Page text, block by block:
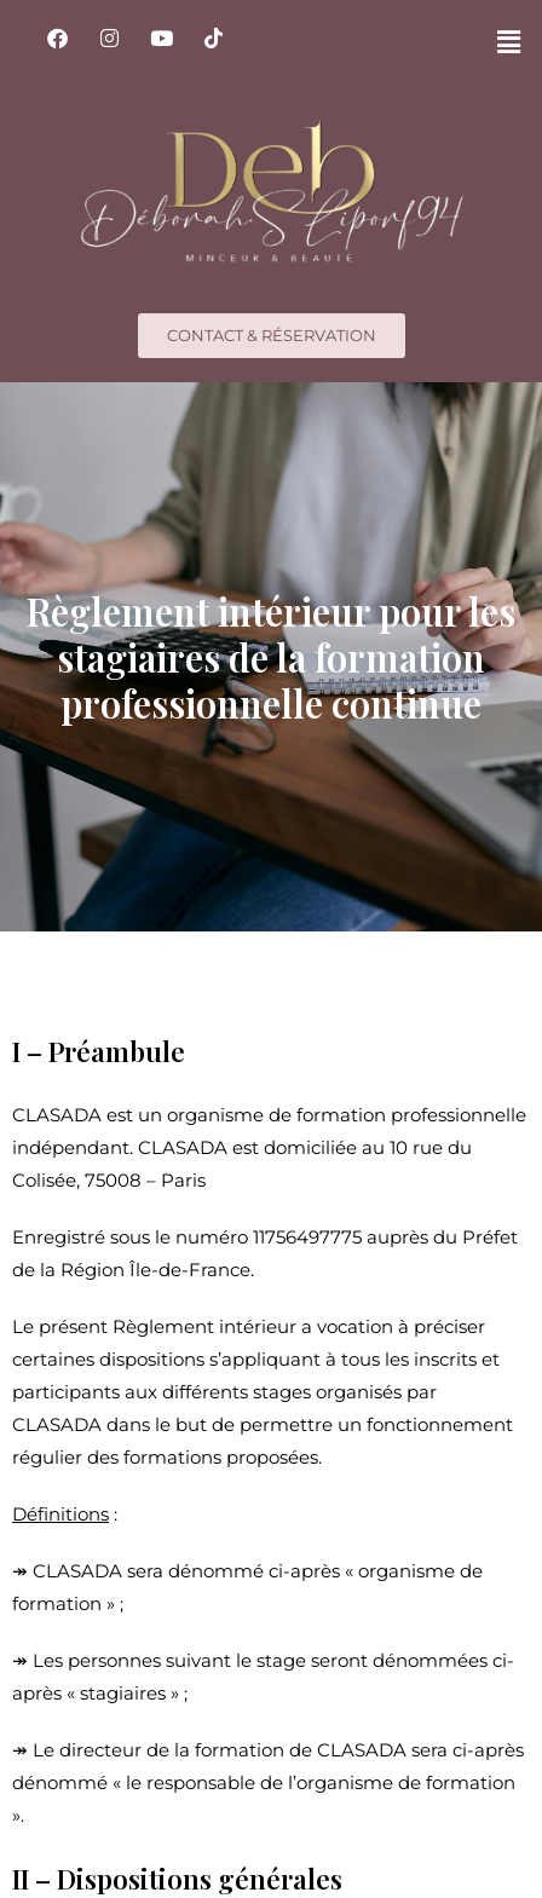
CONTACT & RÉSERVATION
Règlement intérieur pour les
stagiaires de la formation
professionnelle continue
I – Préambule
CLASADA est un organisme de formation professionnelle
indépendant. CLASADA est domiciliée au 10 rue du
Colisée, 75008 – Paris
Enregistré sous le numéro 11756497775 auprès du Préfet
de la Région Île-de-France.
Le présent Règlement intérieur a vocation à préciser
certaines dispositions s’appliquant à tous les inscrits et
participants aux différents stages organisés par
CLASADA dans le but de permettre un fonctionnement
régulier des formations proposées.
Définitions :
↠ CLASADA sera dénommé ci-après « organisme de
formation » ;
↠ Les personnes suivant le stage seront dénommées ci-
après « stagiaires » ;
↠ Le directeur de la formation de CLASADA sera ci-après
dénommé « le responsable de l’organisme de formation
».
II – Dispositions générales